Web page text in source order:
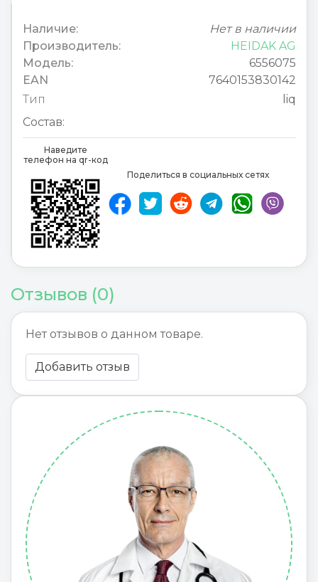
Наличие:
Нет в наличии
Производитель:
HEIDAK AG
Модель:
6556075
EAN
7640153830142
Тип
liq
Состав:
Наведите
телефон на qr-код
Поделиться в социальных сетях
Отзывов (0)
Нет отзывов о данном товаре.
Добавить отзыв